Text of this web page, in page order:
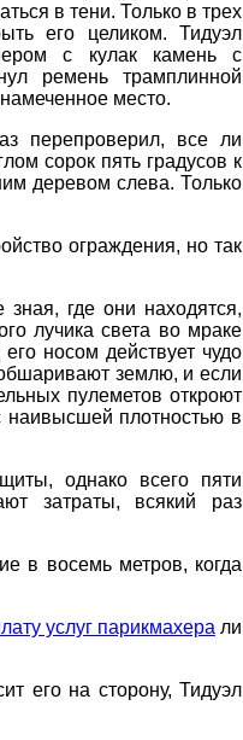
в тени. Только в трех
его целиком. Тидуэл
с кулак камень с
ремень трамплинной
место.
перепроверил, все ли
сорок пять градусов к
деревом слева. Только
ограждения, но так
где они находятся,
лучика света во мраке
носом действует чудо
землю, и если
пулеметов откроют
наивысшей плотностью в
однако всего пяти
затраты, всякий раз
в восемь метров, когда
услуг парикмахера ли
его на сторону, Тидуэл